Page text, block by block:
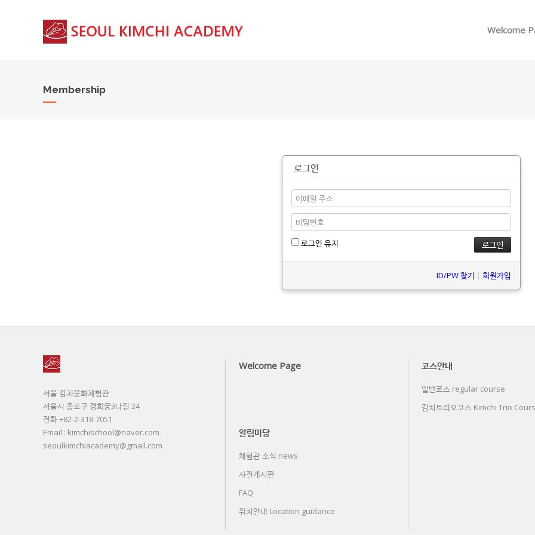
Welcome
Membership
로그인
로그인 유지
ID/PW 찾기 | 회원가입
서울 김치문화체험관
서울시 종로구 경희궁3나길 24
전화 +82-2-318-7051
Email : kimchischool@naver.com
seoulkimchiacademy@gmail.com
Welcome Page 코스안내
일반코스 regular course
김치트리오코스 Kimchi Trio
알림마당
체험관 소식 news
사진게시판
FAQ
위치안내 Location guidance